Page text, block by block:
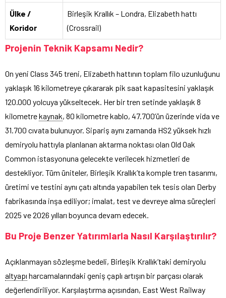
Ülke /
Koridor
Birleşik Krallık – Londra, Elizabeth hattı
(Crossrail)
Projenin Teknik Kapsamı Nedir?
On yeni Class 345 treni, Elizabeth hattının toplam filo uzunluğunu
yaklaşık 16 kilometreye çıkararak pik saat kapasitesini yaklaşık
120.000 yolcuya yükseltecek. Her bir tren setinde yaklaşık 8
kilometrekaynak, 80 kilometre kablo, 47.700’ün üzerinde vida ve
31.700 cıvata bulunuyor. Sipariş aynı zamanda HS2 yüksek hızlı
demiryolu hattıyla planlanan aktarma noktası olan Old Oak
Common istasyonuna gelecekte verilecek hizmetleri de
destekliyor. Tüm üniteler, Birleşik Krallık’ta komple tren tasarımı,
üretimi ve testini aynı çatı altında yapabilen tek tesis olan Derby
fabrikasında inşa ediliyor; imalat, test ve devreye alma süreçleri
2025 ve 2026 yılları boyunca devam edecek.
Bu Proje Benzer Yatırımlarla Nasıl Karşılaştırılır?
Açıklanmayan sözleşme bedeli, Birleşik Krallık’taki demiryolu
altyapı harcamalarındaki geniş çaplı artışın bir parçası olarak
değerlendiriliyor. Karşılaştırma açısından, East West Railway